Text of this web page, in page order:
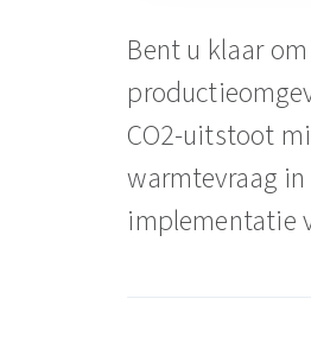
Bent u klaar
CO2-uitstoot
warmtevraag
implementatie